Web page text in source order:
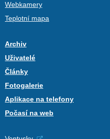
Webkamery
Teplotní mapa
Archiv
Uživatelé
Články
Fotogalerie
Aplikace na telefony
Počasí na web